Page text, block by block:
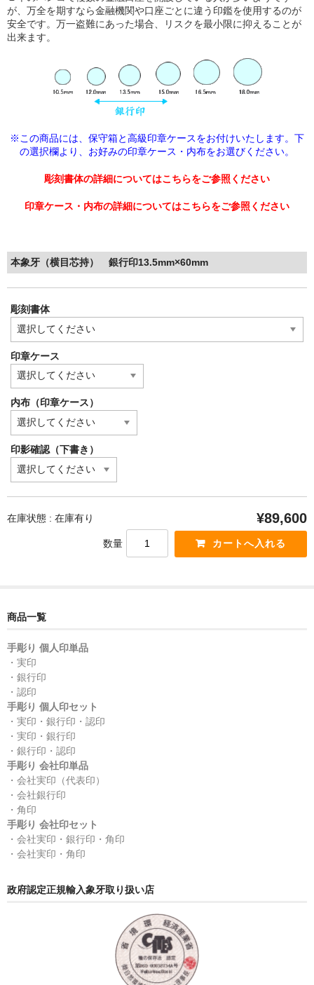
が、万全を期すなら金融機関や口座ごとに違う印鑑を使用するのが
安全です。万一盗難にあった場合、リスクを最小限に抑えることが
出来ます。
※この商品には、保守箱と高級印章ケースをお付けいたします。下
の選択欄より、 お好みの印章ケース・内布をお選びください。
彫刻書体の詳細についてはこちらをご参照ください
印章ケース・内布の詳細についてはこちらをご参照ください
本象牙（横目芯持） 銀行印13.5mm×60mm
彫刻書体
印章ケース
内布（印章ケース）
印影確認（下書き）
在庫状態 : 在庫有り ¥89,600
数量
商品一覧
手彫り 個人印単品
・実印
・銀行印
・認印
手彫り 個人印セット
・実印・銀行印・認印
・実印・銀行印
・銀行印・認印
手彫り 会社印単品
・会社実印（代表印）
・会社銀行印
・角印
手彫り 会社印セット
・会社実印・銀行印・角印
・会社実印・角印
政府認定正規輸入象牙取り扱い店